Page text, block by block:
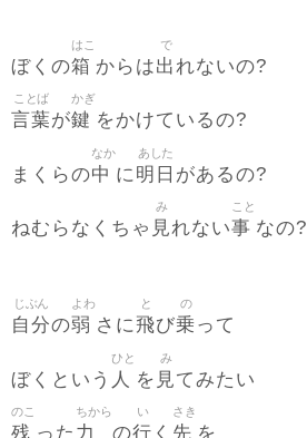
ぼくの箱
はこ
からは出
で
れないの?
言葉
ことば
が鍵
かぎ
をかけているの?
まくらの中
なか
に明日
あした
があるの?
ねむらなくちゃ 見
み
れない事
こと
なの?
自分
じぶん
の弱
よわ
さに飛
と
び乗
の
って
ぼくという 人
ひと
を 見
み
てみたい
残
のこ
った 力
ちから
の行
い
く 先
さき
を